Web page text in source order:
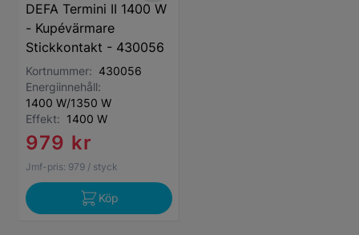
DEFA Termini II 1400 W
- Kupévärmare
Stickkontakt - 430056
Kortnummer: 430056
Energiinnehåll:
1400 W/1350 W
Effekt: 1400 W
979 kr
Jmf-pris: 979 / styck
Köp